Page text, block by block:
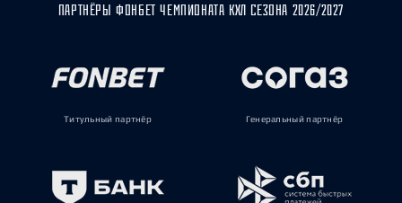
ПАРТНЁРЫ ФОНБЕТ ЧЕМПИОНАТА КХЛ СЕЗОНА 2026/2027
Титульный партнёр Генеральный партнёр